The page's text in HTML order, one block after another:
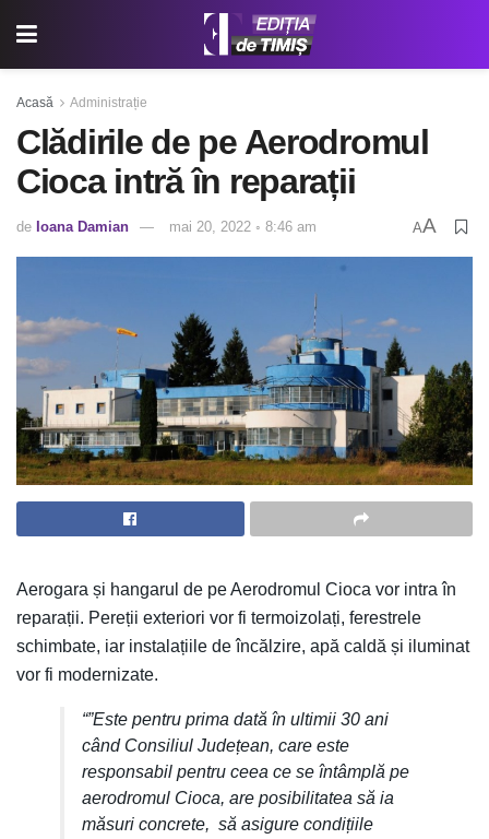
Acasă Administrație
Clădirile de pe Aerodromul
Cioca intră în reparații
de Ioana Damian mai 20, 2022 ◦ 8:46 am AA
Aerogara și hangarul de pe Aerodromul Cioca vor intra în
reparații. Pereții exteriori vor fi termoizolați, ferestrele
schimbate, iar instalațiile de încălzire, apă caldă și iluminat
vor fi modernizate.
“”Este pentru prima dată în ultimii 30 ani
când Consiliul Județean, care este
responsabil pentru ceea ce se întâmplă pe
aerodromul Cioca, are posibilitatea să ia
măsuri concrete, să asigure condițiile